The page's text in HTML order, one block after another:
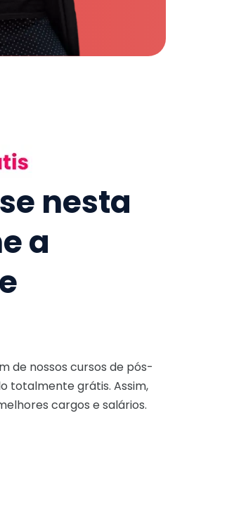
nesta
a
de nossos cursos de pós-
totalmente grátis. Assim,
cargos e salários.